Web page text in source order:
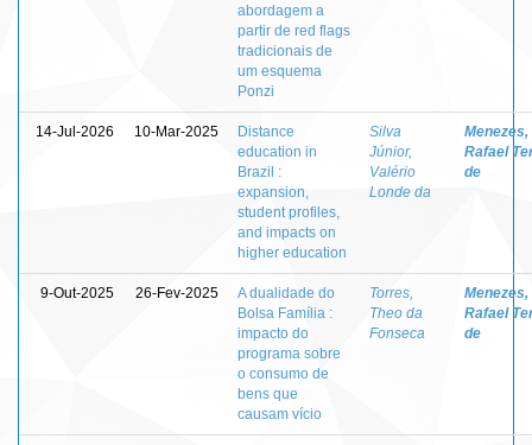
abordagem a
partir de red flags
tradicionais de
um esquema
Ponzi
14-Jul-2026 10-Mar-2025
Distance
education in
Brazil :
expansion,
student profiles,
and impacts on
higher education
Silva
Júnior,
Valério
Londe da
Menezes,
Rafael
de
9-Out-2025 26-Fev-2025
A dualidade do
Bolsa Família :
impacto do
programa sobre
o consumo de
bens que
causam vício
Torres,
Theo da
Fonseca
Menezes,
Rafael
de